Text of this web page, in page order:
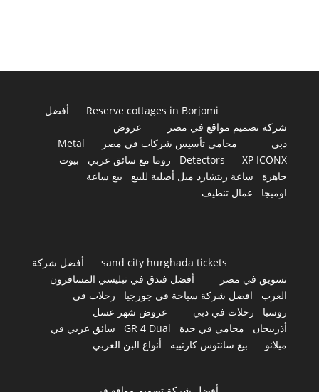
Reserve cottages in Borjomi
أفضل
شركة تصميم مواقع في مصر
عروض
دبي
محامى تأسيس شركات فى مصر
Metal
Detectors
XP ICONX روما مع سائق عربي
بيوت
جاهزة
ساعة ريتشارد ميل أصلية للبيع
بيع ساعة
اوميجا
عمال تنظيف
sand city hurghada tickets
أفضل شركة
تسويق في مصر
أفضل فندق في تبليسي المسافرون
العرب
افضل شركة سياحة في جورجيا
رحلات في
روسيا
رحلات في دبي
عروض شهر عسل
أذربيجان
محامي في جدة GR 4 Dual
سائق عربي في
ميلانو
بيع سانتوس كارتييه أنواع البن العربي